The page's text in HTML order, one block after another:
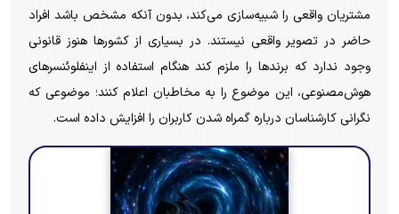
مشتریان واقعی را شبیه‌سازی می‌کند، بدون آنکه مشخص باشد افراد
حاضر در تصویر واقعی نیستند. در بسیاری از کشور‌ها هنوز قانونی
وجود ندارد که برند‌ها را ملزم کند هنگام استفاده از اینفلوئنسر‌های
هوش‌مصنوعی، این موضوع را به مخاطبان اعلام کنند؛ موضوعی که
نگرانی کارشناسان درباره گمراه شدن کاربران را افزایش داده است.